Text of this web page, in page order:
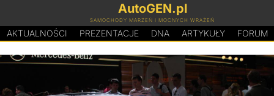
AutoGEN.pl
SAMOCHODY MARZEŃ I MOCNYCH WRAŻEŃ
AKTUALNOŚCI PREZENTACJE DNA ARTYKUŁY FORUM